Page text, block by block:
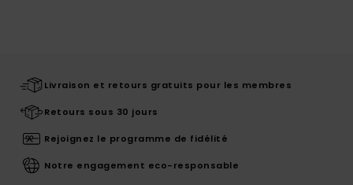
Livraison et retours gratuits pour les membres
Retours sous 30 jours
Rejoignez le programme de fidélité
Notre engagement eco-responsable